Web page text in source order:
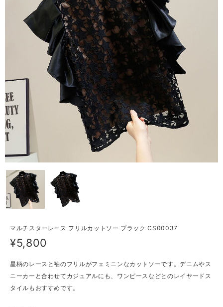
マルチスターレース フリルカットソー ブラック CS00037
¥5,800
星柄のレースと袖のフリルがフェミニンなカットソーです。デニムやス
ニーカーと合わせてカジュアルにも、ワンピースなどとのレイヤードス
タイルもおすすめです。